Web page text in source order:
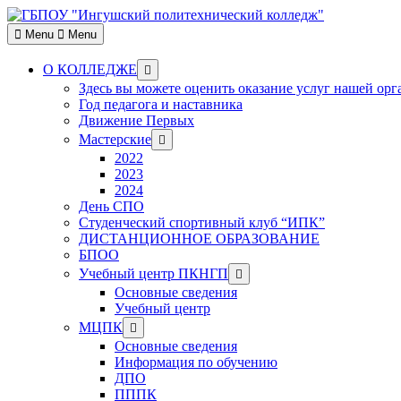
Skip
to
content
Menu Menu
О КОЛЛЕДЖЕ
Show
sub
menu
Здесь вы можете оценить оказание услуг нашей
Год педагога и наставника
Движение Первых
Мастерские Show
sub
2022
2023
2024
День СПО
Студенческий спортивный клуб “ИПК”
ДИСТАНЦИОННОЕ ОБРАЗОВАНИЕ
БПОО
Учебный центр ПКНГП
Show
sub
menu
Основные сведения
Учебный центр
МЦПК Show
sub
menu
Основные сведения
Информация по обучению
ДПО
ПППК